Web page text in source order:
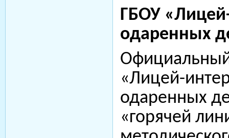
ГБОУ
одаренных
«Лицей-
одаренных
«горячей